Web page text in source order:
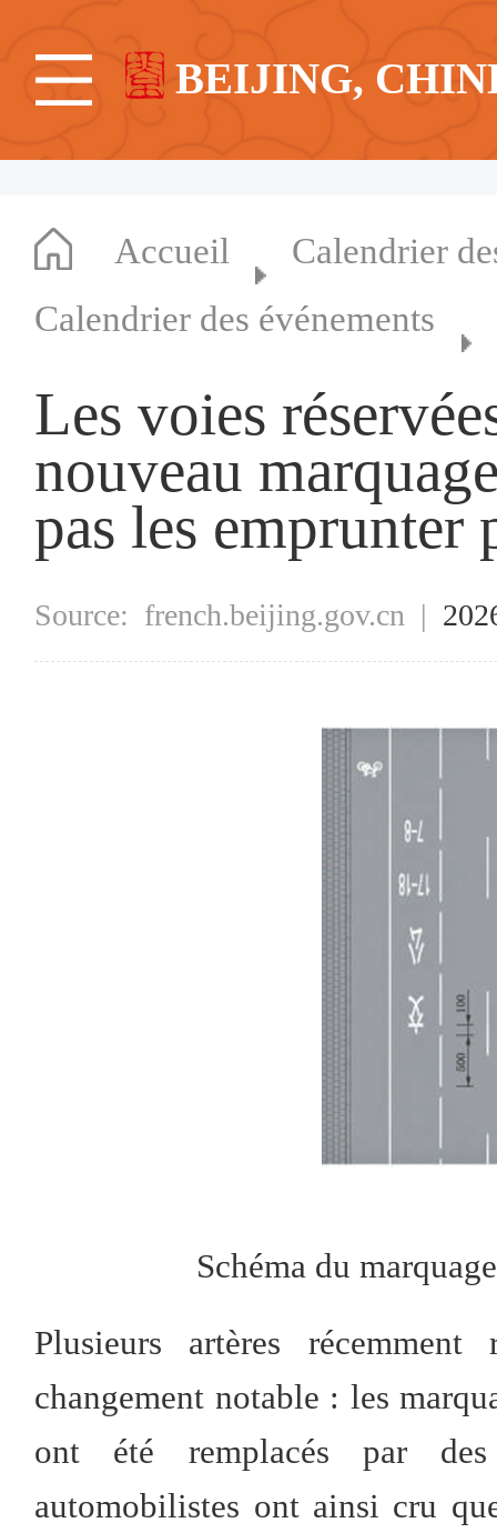
BEIJING,
Accueil
Calendrier
Calendrier des événements
Les voies
nouveau
pas les emprunter
Source: french.beijing.gov.cn |
Schéma du
Plusieurs artères
changement notable : les
ont été remplacés par des
automobilistes ont ainsi cru